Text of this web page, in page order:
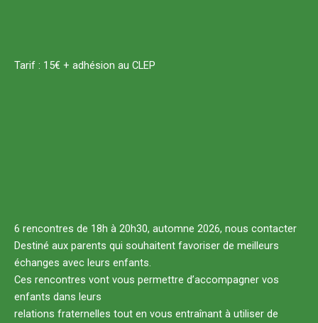
Tarif : 15€ + adhésion au CLEP
6 rencontres de 18h à 20h30, automne 2026, nous contacter
Destiné aux parents qui souhaitent favoriser de meilleurs
échanges avec leurs enfants.
Ces rencontres vont vous permettre d’accompagner vos
enfants dans leurs
relations fraternelles tout en vous entraînant à utiliser de